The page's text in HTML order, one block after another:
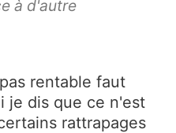
à d'autre
rentable faut
je dis que ce n'est
rattrapages